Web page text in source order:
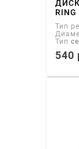
Тип
Тип
540